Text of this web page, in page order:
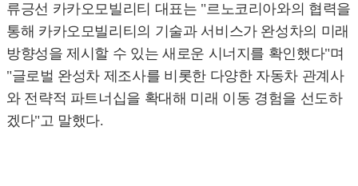
류긍선 카카오모빌리티 대표는 "르노코리아와의 협력을
통해 카카오모빌리티의 기술과 서비스가 완성차의 미래
방향성을 제시할 수 있는 새로운 시너지를 확인했다"며
"글로벌 완성차 제조사를 비롯한 다양한 자동차 관계사
와 전략적 파트너십을 확대해 미래 이동 경험을 선도하
겠다"고 말했다.